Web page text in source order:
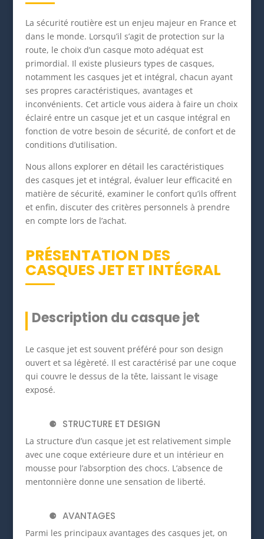
La sécurité routière est un enjeu majeur en France et
dans le monde. Lorsqu’il s’agit de protection sur la
route, le choix d’un casque moto adéquat est
primordial. Il existe plusieurs types de casques,
notamment les casques jet et intégral, chacun ayant
ses propres caractéristiques, avantages et
inconvénients. Cet article vous aidera à faire un choix
éclairé entre un casque jet et un casque intégral en
fonction de votre besoin de sécurité, de confort et de
conditions d’utilisation.
Nous allons explorer en détail les caractéristiques
des casques jet et intégral, évaluer leur efficacité en
matière de sécurité, examiner le confort qu’ils offrent
et enfin, discuter des critères personnels à prendre
en compte lors de l’achat.
PRÉSENTATION DES
CASQUES JET ET INTÉGRAL
Description du casque jet
Le casque jet est souvent préféré pour son design
ouvert et sa légèreté. Il est caractérisé par une coque
qui couvre le dessus de la tête, laissant le visage
exposé.
STRUCTURE ET DESIGN
La structure d’un casque jet est relativement simple
avec une coque extérieure dure et un intérieur en
mousse pour l’absorption des chocs. L’absence de
mentonnière donne une sensation de liberté.
AVANTAGES
Parmi les principaux avantages des casques jet, on